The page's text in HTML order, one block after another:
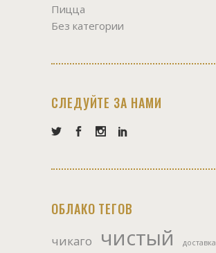
Пицца
Без категории
СЛЕДУЙТЕ ЗА НАМИ
ОБЛАКО ТЕГОВ
чикаго чистый доставка